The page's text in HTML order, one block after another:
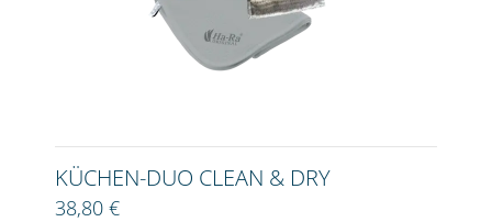
KÜCHEN-DUO CLEAN & DRY
38,80 €